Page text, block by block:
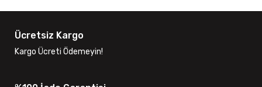
Ücretsiz Kargo
Kargo Ücreti Ödemeyin!